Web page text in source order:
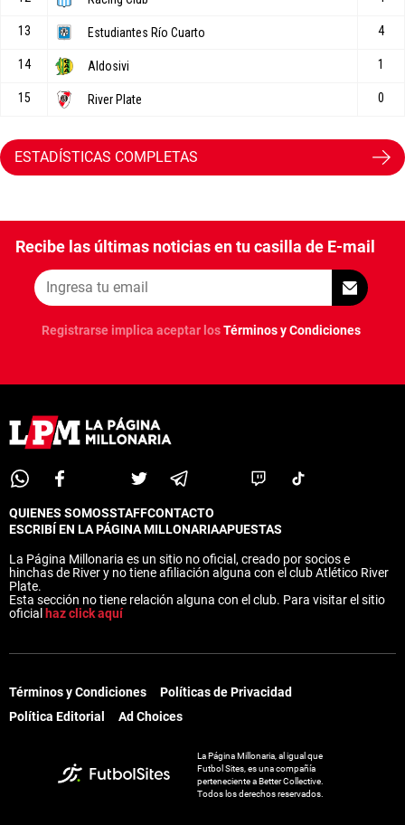
ESTADÍSTICAS COMPLETAS
Recibe las últimas noticias en tu casilla de E-mail
Registrarse implica aceptar losTérminos y Condiciones
QUIENES SOMOSSTAFFCONTACTO
ESCRIBÍ EN LA PÁGINA MILLONARIAAPUESTAS
La Página Millonaria es un sitio no oficial, creado por socios e
hinchas de River y no tiene afiliación alguna con el club Atlético River
Plate.
Esta sección no tiene relación alguna con el club. Para visitar el sitio
oficial haz click aquí
Términos y Condiciones
Políticas de Privacidad
Política Editorial
Ad Choices
La Página Millonaria, al igual que
Futbol Sites, es una compañía
perteneciente a Better Collective.
Todos los derechos reservados.